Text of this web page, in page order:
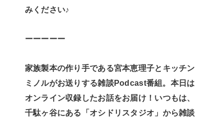
みください♪
ーーーーー
家族製本の作り手である宮本恵理子とキッチン
ミノルがお送りする雑談Podcast番組。本日は
オンライン収録したお話をお届け！いつもは、
千駄ヶ谷にある「オシドリスタジオ」から雑談